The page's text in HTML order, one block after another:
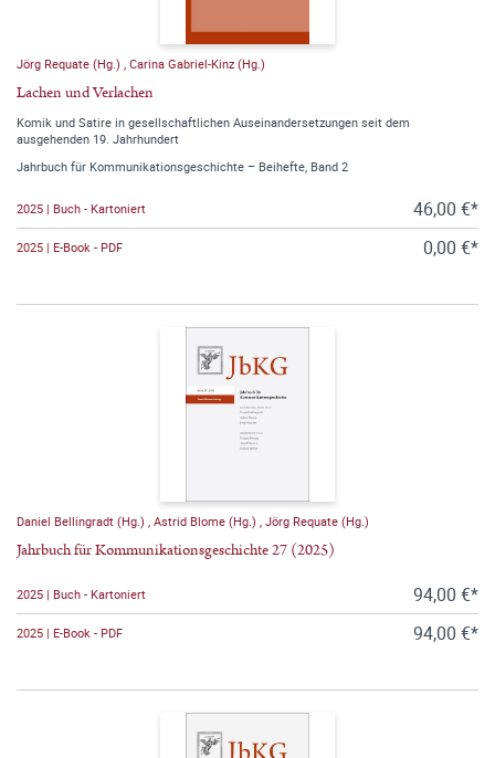
Jörg Requate (Hg.) Carina Gabriel-Kinz (Hg.)
Lachen und Verlachen
Komik und Satire in gesellschaftlichen Auseinandersetzungen seit dem
ausgehenden 19. Jahrhundert
Jahrbuch für Kommunikationsgeschichte – Beihefte, Band 2
2025 | Buch - Kartoniert 46,00 €*
2025 | E-Book - PDF 0,00 €*
Daniel Bellingradt (Hg.) Astrid Blome (Hg.) Jörg Requate (Hg.)
Jahrbuch für Kommunikationsgeschichte 27 (2025)
2025 | Buch - Kartoniert 94,00 €*
2025 | E-Book - PDF 94,00 €*